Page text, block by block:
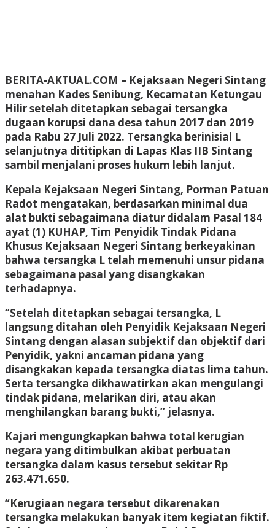
BERITA-AKTUAL.COM – Kejaksaan Negeri Sintang
menahan Kades Senibung, Kecamatan Ketungau
Hilir setelah ditetapkan sebagai tersangka
dugaan korupsi dana desa tahun 2017 dan 2019
pada Rabu 27 Juli 2022. Tersangka berinisial L
selanjutnya dititipkan di Lapas Klas IIB Sintang
sambil menjalani proses hukum lebih lanjut.
Kepala Kejaksaan Negeri Sintang, Porman Patuan
Radot mengatakan, berdasarkan minimal dua
alat bukti sebagaimana diatur didalam Pasal 184
ayat (1) KUHAP, Tim Penyidik Tindak Pidana
Khusus Kejaksaan Negeri Sintang berkeyakinan
bahwa tersangka L telah memenuhi unsur pidana
sebagaimana pasal yang disangkakan
terhadapnya.
“Setelah ditetapkan sebagai tersangka, L
langsung ditahan oleh Penyidik Kejaksaan Negeri
Sintang dengan alasan subjektif dan objektif dari
Penyidik, yakni ancaman pidana yang
disangkakan kepada tersangka diatas lima tahun.
Serta tersangka dikhawatirkan akan mengulangi
tindak pidana, melarikan diri, atau akan
menghilangkan barang bukti,” jelasnya.
Kajari mengungkapkan bahwa total kerugian
negara yang ditimbulkan akibat perbuatan
tersangka dalam kasus tersebut sekitar Rp
263.471.650.
“Kerugiaan negara tersebut dikarenakan
tersangka melakukan banyak item kegiatan fiktif.